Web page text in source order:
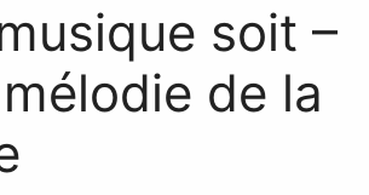
soit –
de la